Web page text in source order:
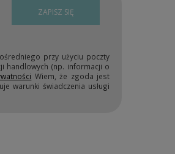
ZAPISZ SIĘ
przy użyciu poczty
handlowych (np. informacji o
Wiem, że zgoda jest
warunki świadczenia usługi